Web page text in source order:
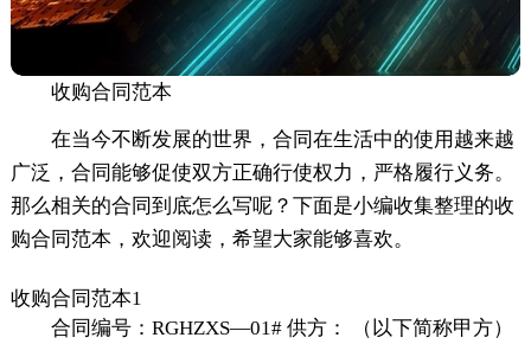
收购合同范本
在当今不断发展的世界，合同在生活中的使用越来越
广泛，合同能够促使双方正确行使权力，严格履行义务。
那么相关的合同到底怎么写呢？下面是小编收集整理的收
购合同范本，欢迎阅读，希望大家能够喜欢。
收购合同范本1
合同编号：RGHZXS—01# 供方： （以下简称甲方）